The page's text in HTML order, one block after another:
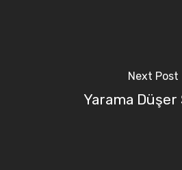
Next Post
Yarama